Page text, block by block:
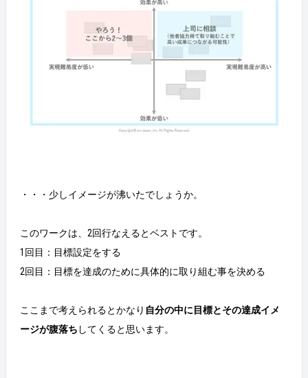
・・・少しイメージが沸いたでしょうか。
このワークは、2回行なえるとベストです。
1回目：目標設定をする
2回目：目標を達成のために具体的に取り組む事を決める
ここまで考えられるとかなり 自分の中に目標とその達成イメ
ージが腹落ち してくると思います。